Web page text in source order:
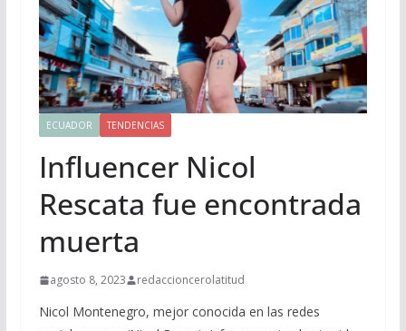
ECUADOR TENDENCIAS
Influencer Nicol
Rescata fue encontrada
muerta
agosto 8, 2023 redaccioncerolatitud
Nicol Montenegro, mejor conocida en las redes